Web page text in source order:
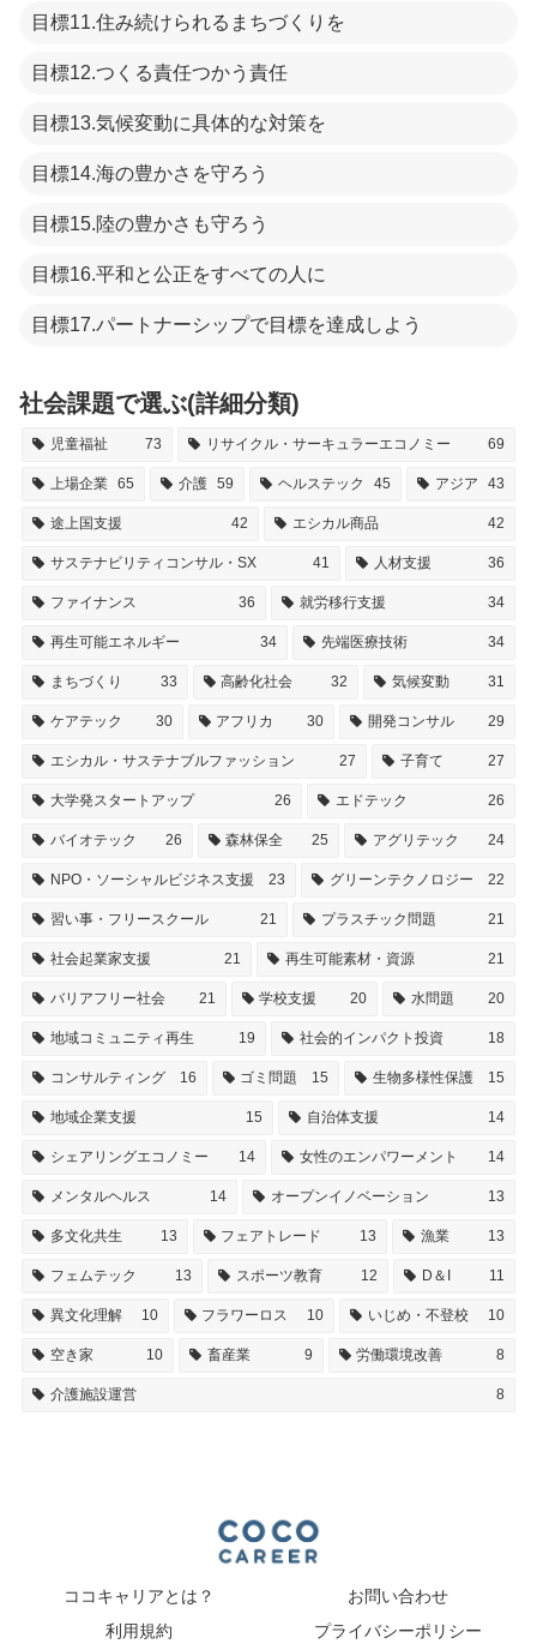
目標11.住み続けられるまちづくりを
目標12.つくる責任つかう責任
目標13.気候変動に具体的な対策を
目標14.海の豊かさを守ろう
目標15.陸の豊かさも守ろう
目標16.平和と公正をすべての人に
目標17.パートナーシップで目標を達成しよう
社会課題で選ぶ(詳細分類)
児童福祉 73 リサイクル・サーキュラーエコノミー 69
上場企業 65 介護 59 ヘルステック 45 アジア 43
途上国支援 42 エシカル商品 42
サステナビリティコンサル・SX 41 人材支援 36
ファイナンス 36 就労移行支援 34
再生可能エネルギー 34 先端医療技術 34
まちづくり 33 高齢化社会 32 気候変動 31
ケアテック 30 アフリカ 30 開発コンサル 29
エシカル・サステナブルファッション 27 子育て 27
大学発スタートアップ 26 エドテック 26
バイオテック 26 森林保全 25 アグリテック 24
NPO・ソーシャルビジネス支援 23 グリーンテクノロジー 22
習い事・フリースクール 21 プラスチック問題 21
社会起業家支援 21 再生可能素材・資源 21
バリアフリー社会 21 学校支援 20 水問題 20
地域コミュニティ再生 19 社会的インパクト投資 18
コンサルティング 16 ゴミ問題 15 生物多様性保護 15
地域企業支援 15 自治体支援 14
シェアリングエコノミー 14 女性のエンパワーメント 14
メンタルヘルス 14 オープンイノベーション 13
多文化共生 13 フェアトレード 13 漁業 13
フェムテック 13 スポーツ教育 12 D＆I 11
異文化理解 10 フラワーロス 10 いじめ・不登校 10
空き家 10 畜産業 9 労働環境改善 8
介護施設運営 8
ココキャリアとは？
お問い合わせ
利用規約
プライバシーポリシー